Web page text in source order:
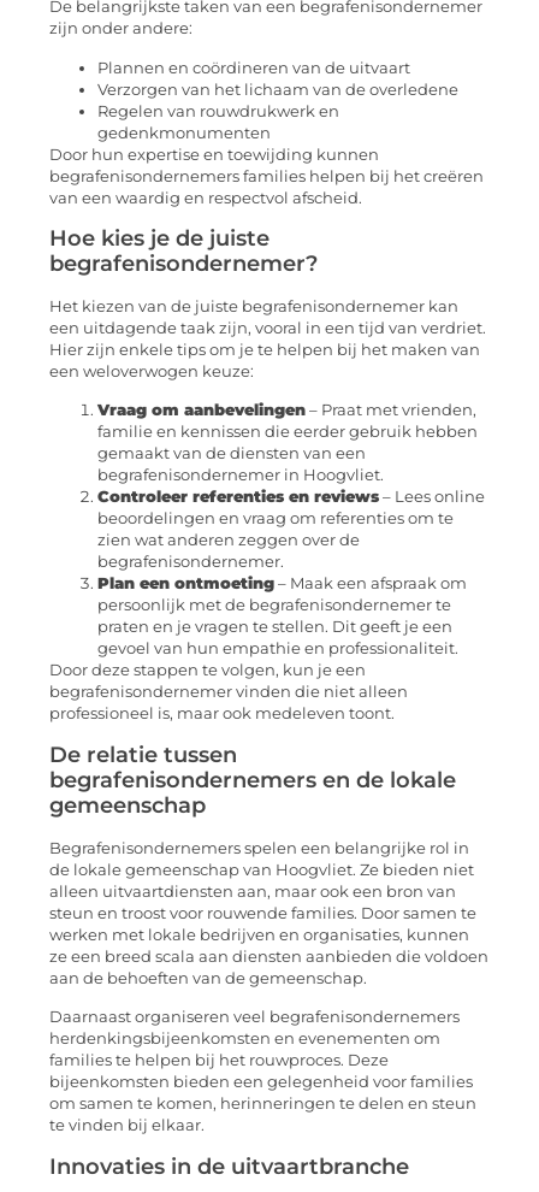
De belangrijkste taken van een begrafenisondernemer
zijn onder andere:
Plannen en coördineren van de uitvaart
Verzorgen van het lichaam van de overledene
Regelen van rouwdrukwerk en
gedenkmonumenten
Door hun expertise en toewijding kunnen
begrafenisondernemers families helpen bij het creëren
van een waardig en respectvol afscheid.
Hoe kies je de juiste
begrafenisondernemer?
Het kiezen van de juiste begrafenisondernemer kan
een uitdagende taak zijn, vooral in een tijd van verdriet.
Hier zijn enkele tips om je te helpen bij het maken van
een weloverwogen keuze:
Vraag om aanbevelingen – Praat met vrienden,
familie en kennissen die eerder gebruik hebben
gemaakt van de diensten van een
begrafenisondernemer in Hoogvliet.
Controleer referenties en reviews – Lees online
beoordelingen en vraag om referenties om te
zien wat anderen zeggen over de
begrafenisondernemer.
Plan een ontmoeting – Maak een afspraak om
persoonlijk met de begrafenisondernemer te
praten en je vragen te stellen. Dit geeft je een
gevoel van hun empathie en professionaliteit.
Door deze stappen te volgen, kun je een
begrafenisondernemer vinden die niet alleen
professioneel is, maar ook medeleven toont.
De relatie tussen
begrafenisondernemers en de lokale
gemeenschap
Begrafenisondernemers spelen een belangrijke rol in
de lokale gemeenschap van Hoogvliet. Ze bieden niet
alleen uitvaartdiensten aan, maar ook een bron van
steun en troost voor rouwende families. Door samen te
werken met lokale bedrijven en organisaties, kunnen
ze een breed scala aan diensten aanbieden die voldoen
aan de behoeften van de gemeenschap.
Daarnaast organiseren veel begrafenisondernemers
herdenkingsbijeenkomsten en evenementen om
families te helpen bij het rouwproces. Deze
bijeenkomsten bieden een gelegenheid voor families
om samen te komen, herinneringen te delen en steun
te vinden bij elkaar.
Innovaties in de uitvaartbranche